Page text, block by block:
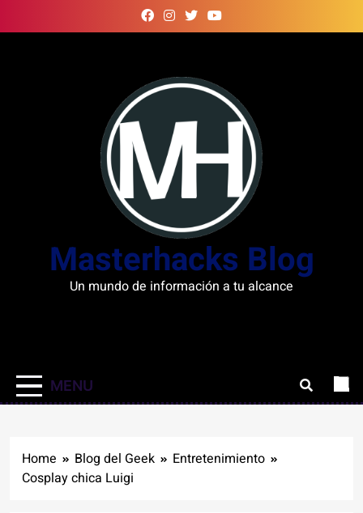
to
Masterhacks Blog
Un mundo de información a tu alcance
MENU
Home Blog del Geek
Entretenimiento
Cosplay chica Luigi